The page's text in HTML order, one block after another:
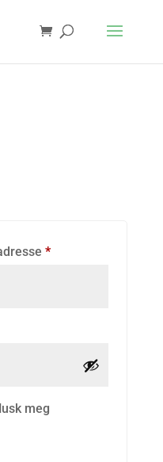
*Påkrevd
meg